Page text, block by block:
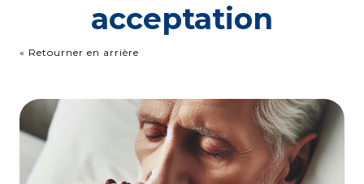
acceptation
« Retourner en arrière